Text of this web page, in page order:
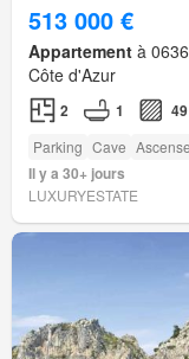
513 000 €
Appartement à
Côte d'Azur
2 1
Parking Cave
Il y a 30+ jours
LUXURYESTATE